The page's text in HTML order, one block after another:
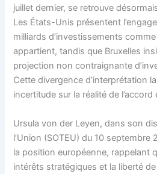
juillet dernier, se retrouve
Les États-Unis présentent
milliards d’investissements
appartient, tandis que Bruxelles
projection non contraignante
Cette divergence d’interprétation
incertitude sur la réalité de
Ursula von der Leyen, dans son
l’Union (SOTEU) du 10
la position européenne, rappelant
intérêts stratégiques et la liberté